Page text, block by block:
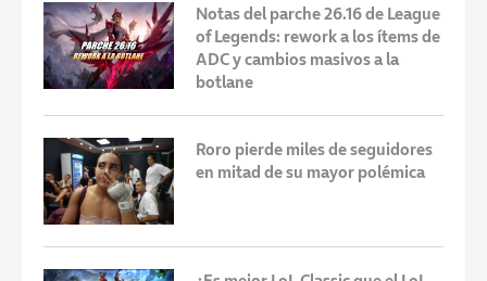
Notas del parche 26.16 de League
of Legends: rework a los ítems de
ADC y cambios masivos a la
botlane
Roro pierde miles de seguidores
en mitad de su mayor polémica